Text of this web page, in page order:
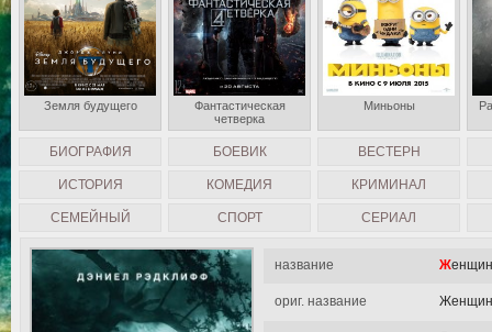
название
ориг. название
БИОГРАФИЯ БОЕВИК ВЕСТЕРН
ИСТОРИЯ КОМЕДИЯ КРИМИНАЛ
СЕМЕЙНЫЙ СПОРТ СЕРИАЛ
Земля будущего
Фантастическая
четверка
Миньоны